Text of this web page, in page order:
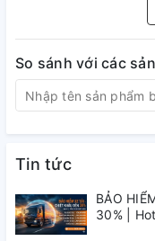
So sánh với các
Tin tức
BẢO
30% |